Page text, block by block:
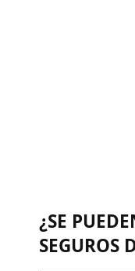
¿SE
SEGUROS